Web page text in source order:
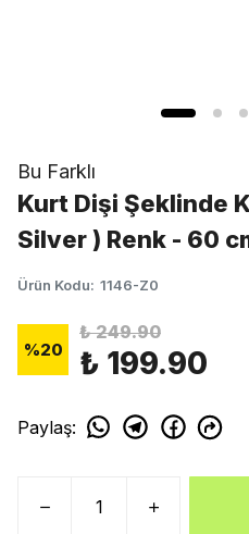
Bu Farklı
Kurt Dişi Şeklinde
Silver ) Renk - 60
Ürün Kodu: 1146-Z0
%20
₺ 249.90
₺ 199.90
Paylaş: